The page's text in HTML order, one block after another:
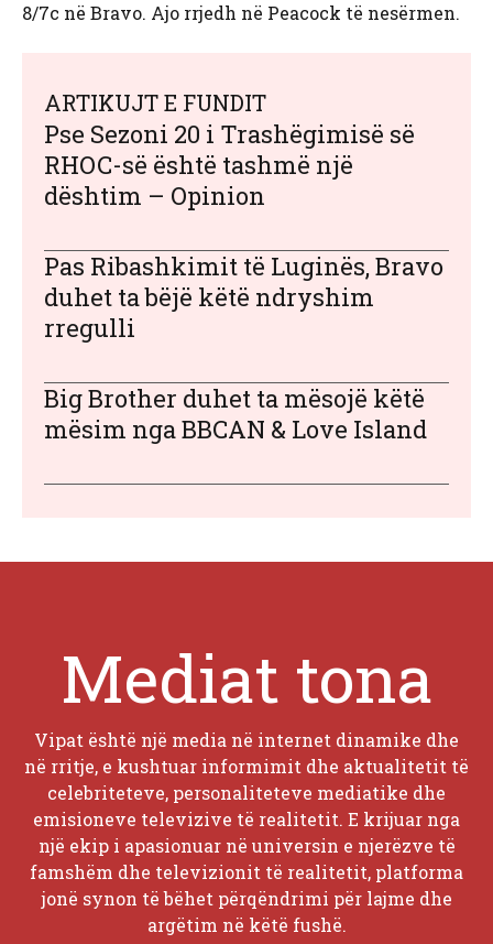
8/7c në Bravo. Ajo rrjedh në Peacock të nesërmen.
ARTIKUJT E FUNDIT
Pse Sezoni 20 i Trashëgimisë së
RHOC-së është tashmë një
dështim – Opinion
Pas Ribashkimit të Luginës, Bravo
duhet ta bëjë këtë ndryshim
rregulli
Big Brother duhet ta mësojë këtë
mësim nga BBCAN & Love Island
Mediat tona
Vipat është një media në internet dinamike dhe
në rritje, e kushtuar informimit dhe aktualitetit të
celebriteteve, personaliteteve mediatike dhe
emisioneve televizive të realitetit. E krijuar nga
një ekip i apasionuar në universin e njerëzve të
famshëm dhe televizionit të realitetit, platforma
jonë synon të bëhet përqëndrimi për lajme dhe
argëtim në këtë fushë.